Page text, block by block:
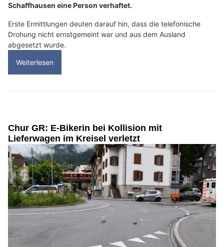
Schaffhausen eine Person verhaftet.
Erste Ermittlungen deuten darauf hin, dass die telefonische
Drohung nicht ernstgemeint war und aus dem Ausland
abgesetzt wurde.
Weiterlesen
Chur GR: E-Bikerin bei Kollision mit
Lieferwagen im Kreisel verletzt